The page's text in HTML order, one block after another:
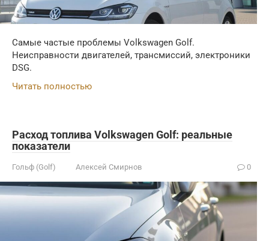
Самые частые проблемы Volkswagen Golf.
Неисправности двигателей, трансмиссий, электроники
DSG.
Читать полностью
Расход топлива Volkswagen Golf: реальные
показатели
Гольф (Golf) Алексей Смирнов 0